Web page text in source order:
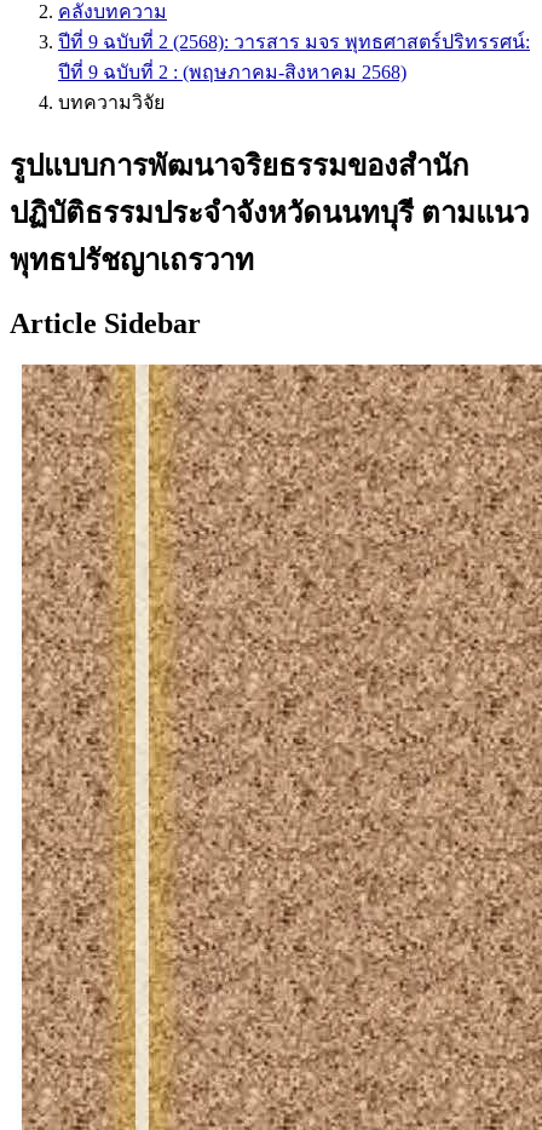
คลังบทความ
ปีที่ 9 ฉบับที่ 2 (2568): วารสาร มจร พุทธศาสตร์ปริทรรศน์:
ปีที่ 9 ฉบับที่ 2 : (พฤษภาคม-สิงหาคม 2568)
บทความวิจัย
รูปแบบการพัฒนาจริยธรรมของสำนัก
ปฏิบัติธรรมประจำจังหวัดนนทบุรี ตามแนว
พุทธปรัชญาเถรวาท
Article Sidebar